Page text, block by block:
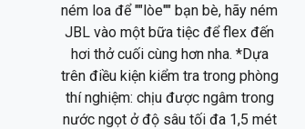
ném loa để ""lòe"" bạn bè, hãy ném
JBL vào một bữa tiệc để flex đến
hơi thở cuối cùng hơn nha. *Dựa
trên điều kiện kiểm tra trong phòng
thí nghiệm: chịu được ngâm trong
nước ngọt ở độ sâu tối đa 1,5 mét